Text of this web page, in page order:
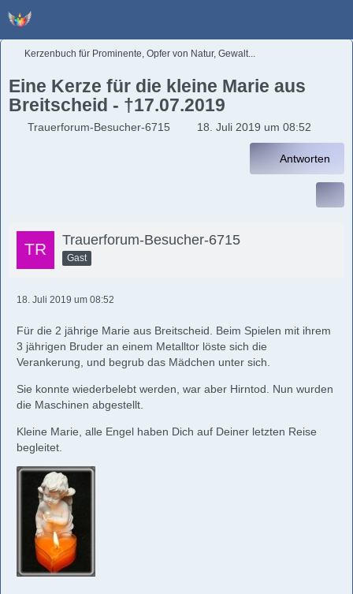
Kerzenbuch für Prominente, Opfer von Natur, Gewalt...
Eine Kerze für die kleine Marie aus
Breitscheid - †17.07.2019
Trauerforum-Besucher-6715 18. Juli 2019 um 08:52
Antworten
Trauerforum-Besucher-6715
Gast
18. Juli 2019 um 08:52
Für die 2 jährige Marie aus Breitscheid. Beim Spielen mit ihrem
3 jährigen Bruder an einem Metalltor löste sich die
Verankerung, und begrub das Mädchen unter sich.
Sie konnte wiederbelebt werden, war aber Hirntod. Nun wurden
die Maschinen abgestellt.
Kleine Marie, alle Engel haben Dich auf Deiner letzten Reise
begleitet.